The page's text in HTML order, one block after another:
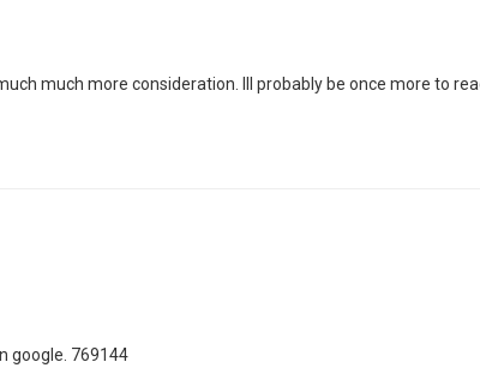
much more consideration. Ill probably be once more to
google. 769144